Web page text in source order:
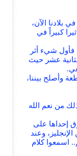
بلادنا الآن،
كبيراً في
فأول شيء أثر
عشر حيث
وأصلح بيننا،
من نعم الله
إحداها على
وعند
اسمعوا كلام